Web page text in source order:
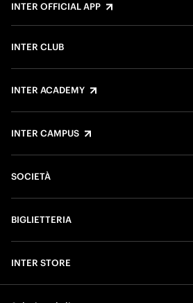
INTER OFFICIAL APP
INTER CLUB
INTER ACADEMY
INTER CAMPUS
SOCIETÀ
BIGLIETTERIA
INTER STORE